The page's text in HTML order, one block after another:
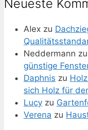
Neueste
Alex zu
Neddermann zu
günstige
Daphnis zu
sich Holz für
Lucy zu
Verena zu